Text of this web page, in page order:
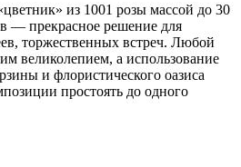
из 1001 розы массой до 30
— прекрасное решение для
торжественных встреч. Любой
великолепием, а использование
и флористического оазиса
простоять до одного